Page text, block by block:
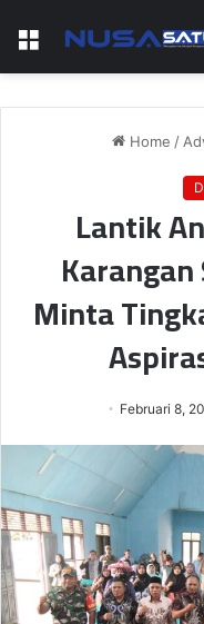
Menu
Home /
Lantik
Minta
Februari 8,